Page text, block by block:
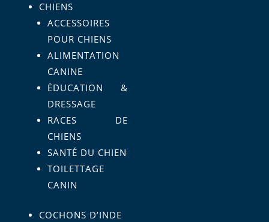
CHIENS
ACCESSOIRES
POUR CHIENS
ALIMENTATION
CANINE
ÉDUCATION &
DRESSAGE
RACES DE
CHIENS
SANTÉ DU CHIEN
TOILETTAGE
CANIN
COCHONS D’INDE